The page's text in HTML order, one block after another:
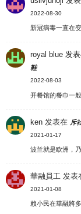
2022-08-30
新冠病毒一直在
royal blue 发
鞋
2022-08-03
开餐馆的餐巾一
ken 发表在 斥
2021-01-17
波兰就是欧洲，
華融員工 发表
2021-01-08
賴小民在華融將